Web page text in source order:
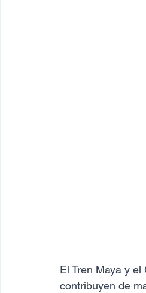
El Tren Maya y
contribuyen de